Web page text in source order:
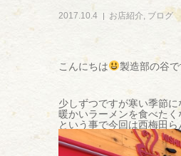
2017.10.4 お店紹介, ブログ
こんにちは 製造部の谷で
少しずつですが寒い季節
暖かいラーメンを食べたく
という事で今回は西梅田